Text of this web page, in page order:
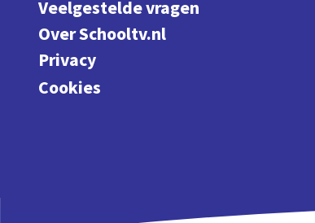
Veelgestelde vragen
Over Schooltv.nl
Privacy
Cookies